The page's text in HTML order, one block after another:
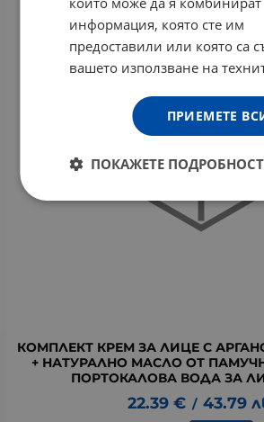
КОМПЛЕКТ КРЕМ ЗА ЛИЦЕ С
+ НАТУРАЛНО МАСЛО ОТ
ПОРТОКАЛОВА ВОДА ЗА
22.39 € / 43.79
информация, която сте им
предоставили или която са
вашето използване на
ПРИЕМЕТЕ
ПОКАЖЕТЕ